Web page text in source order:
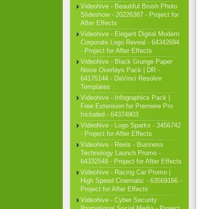
Videohive - Beautiful Brush Photo
Slideshow - 20226387 - Project for
After Effects
Videohive - Elegant Digital Modern
Corporate Logo Reveal - 64342694
- Project for After Effects
Videohive - Black Grunge Paper
Noise Overlays Pack | DR -
64175144 - DaVinci Resolve
Templates
Videohive - Infographics Pack |
Free Extension for Premiere Pro
Included - 64374903
Videohive - Logo Sparks - 3456742
- Project for After Effects
Videohive - Reels - Business
Technology Launch Promo -
64332548 - Project for After Effects
Videohive - Racing Car Promo |
High Speed Cinematic - 63569166 -
Project for After Effects
Videohive - Cyber Security